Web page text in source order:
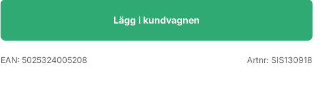
Lägg i kundvagnen
EAN: 5025324005208 Artnr: SIS130918